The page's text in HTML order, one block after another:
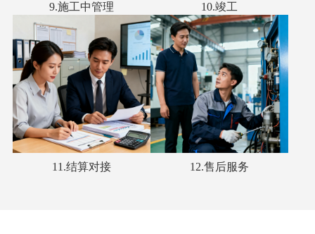
9.施工中管理 10.竣工
11.结算对接 12.售后服务